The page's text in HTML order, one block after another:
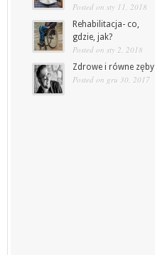
Posted on sty 11, 2018
Rehabilitacja- co,
gdzie, jak?
Posted on sty 2, 2018
Zdrowe i równe zęby
Posted on gru 30, 2017